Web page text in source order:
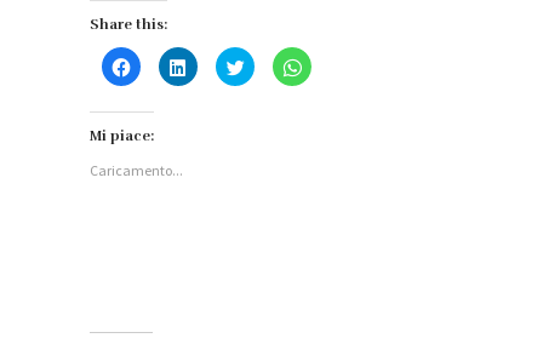
Share this:
Fai
clic
Facebook
apre
in
Fai
clic
Fai
clic
Fai
clic
Mi piace:
Caricamento...